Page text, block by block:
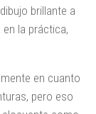
brillante a
la práctica,
en cuanto
pero eso